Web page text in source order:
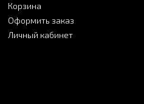
Корзина
Оформить заказ
Личный кабинет